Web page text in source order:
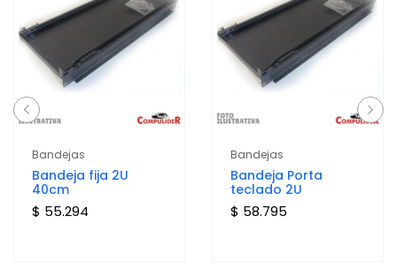
Bandejas
Bandeja fija 2U
40cm
$ 55.294
Bandejas
Bandeja Porta
teclado 2U
$ 58.795